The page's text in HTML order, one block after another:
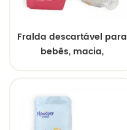
Fralda descartável para
bebês, macia,
Professional Factory